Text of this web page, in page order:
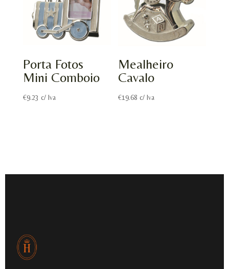
Porta Fotos
Mini Comboio
€9.23 c/ Iva
Mealheiro
Cavalo
€19.68 c/ Iva